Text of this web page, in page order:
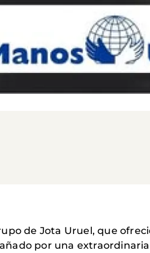
de Jota Uruel, que
por una